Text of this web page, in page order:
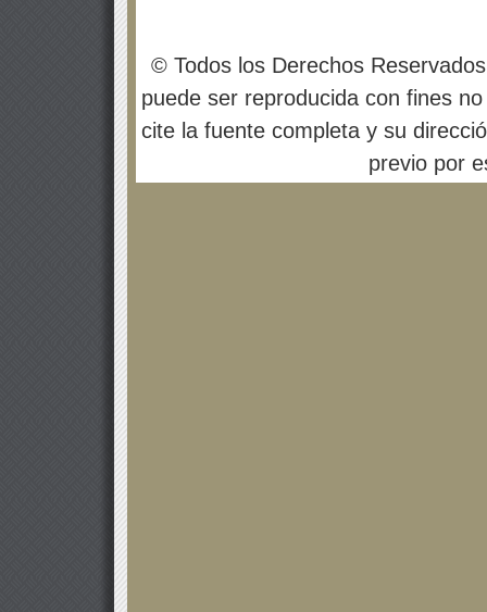
© Todos los Derechos
puede ser reproducida con fines
cite la fuente completa y su
previo por